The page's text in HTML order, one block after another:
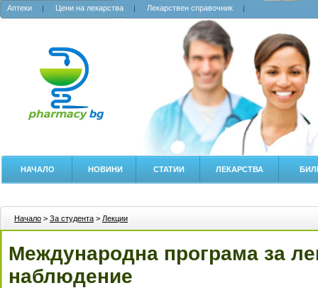
Аптеки Цени на лекарства Лекарствен справочник
НАЧАЛО НОВИНИ СТАТИИ ЛЕКАРСТВА
Начало > За студента > Лекции
Международна програма за
наблюдение